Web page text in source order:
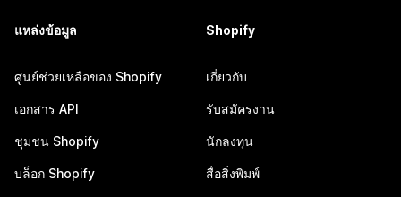
แหล่งข้อมูล
ศูนย์ช่วยเหลือของ Shopify
เอกสาร API
ชุมชน Shopify
บล็อก Shopify
Shopify
เกี่ยวกับ
รับสมัครงาน
นักลงทุน
สื่อสิ่งพิมพ์